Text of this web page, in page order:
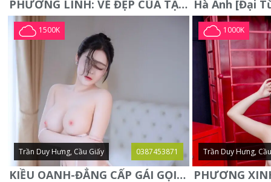
PHƯƠNG LINH: VẺ ĐẸP CỦA TẠO HÓA, XINH ĐẸP, SEXY, QUYỄN RŨ
1500K
Trần Duy Hưng, Cầu Giấy 0387453871
KIỀU OANH-ĐẲNG CẤP GÁI GỌI XINH SANG-NGOAN NGOÃN
1000K
Trần Duy Hưng,